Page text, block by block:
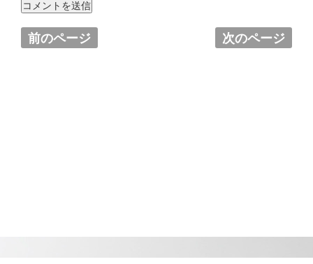
前のページ 次のページ